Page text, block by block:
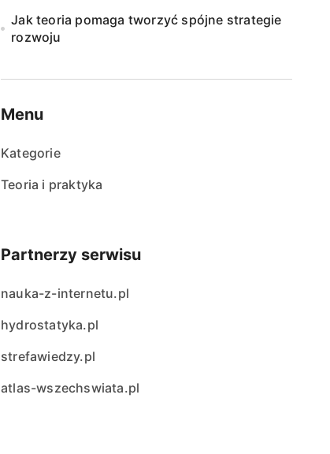
Jak teoria pomaga tworzyć spójne strategie
rozwoju
Menu
Kategorie
Teoria i praktyka
Partnerzy serwisu
nauka-z-internetu.pl
hydrostatyka.pl
strefawiedzy.pl
atlas-wszechswiata.pl